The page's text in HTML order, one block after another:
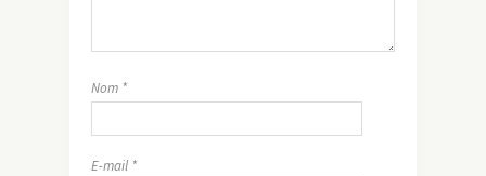
Nom *
E-mail *